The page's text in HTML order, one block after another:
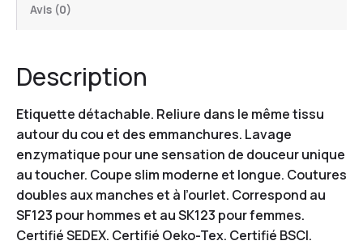
Avis (0)
Description
Etiquette détachable. Reliure dans le même tissu
autour du cou et des emmanchures. Lavage
enzymatique pour une sensation de douceur unique
au toucher. Coupe slim moderne et longue. Coutures
doubles aux manches et à l’ourlet. Correspond au
SF123 pour hommes et au SK123 pour femmes.
Certifié SEDEX. Certifié Oeko-Tex. Certifié BSCI.